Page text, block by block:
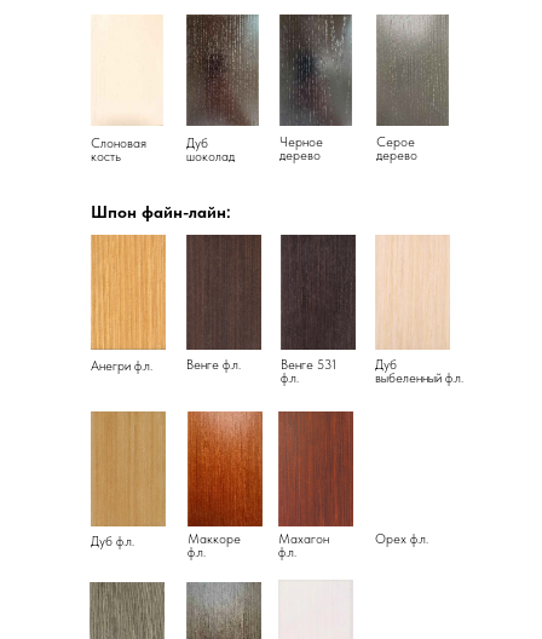
Анегри ф.л. Венге ф.л.
Венге 531
ф.л.
Дуб
выбеленный ф.л.
Дуб ф.л.
Маккоре
ф.л.
Махагон
ф.л.
Орех ф.л.
Слоновая
кость
Дуб
шоколад
Серое
дерево
Черное
дерево
Шпон файн-лайн: